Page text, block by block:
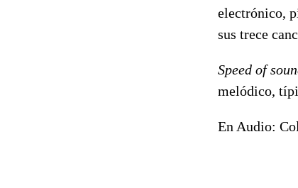
electrónico,
sus trece
Speed of
melódico,
En Audio: